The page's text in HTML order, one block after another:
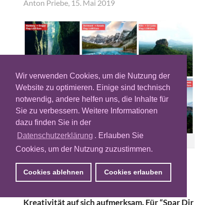
Wir verwenden Cookies, um die Nutzung der
Website zu optimieren. Einige sind technisch
notwendig, andere helfen uns, die Inhalte für
Sie zu verbessern. Weitere Informationen
dazu finden Sie in der
Datenschutzerklärung . Erlauben Sie
Cookies, um der Nutzung zuzustimmen.
Cookies ablehnen Cookies erlauben
Anton Priebe, 15. Mai 2019
Motive aus der Kampagne "Spar Dir den Flug".
Beim Deutschen Digital Award machte eine
Programmatic-Advertising-Kampagne der
Kreativität auf sich aufmerksam. Für “Spar Dir